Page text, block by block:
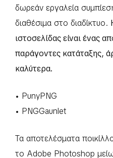
δωρεάν εργαλεία
διαθέσιμα στο διαδίκτυο.
ιστοσελίδας είναι ένας
παράγοντες κατάταξης,
καλύτερα.
• PunyPNG
• PNGGaunlet
Τα αποτελέσματα
το Adobe Photoshop